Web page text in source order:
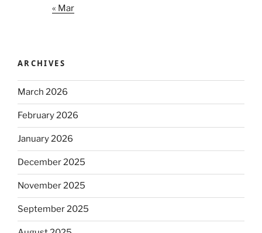
« Mar
ARCHIVES
March 2026
February 2026
January 2026
December 2025
November 2025
September 2025